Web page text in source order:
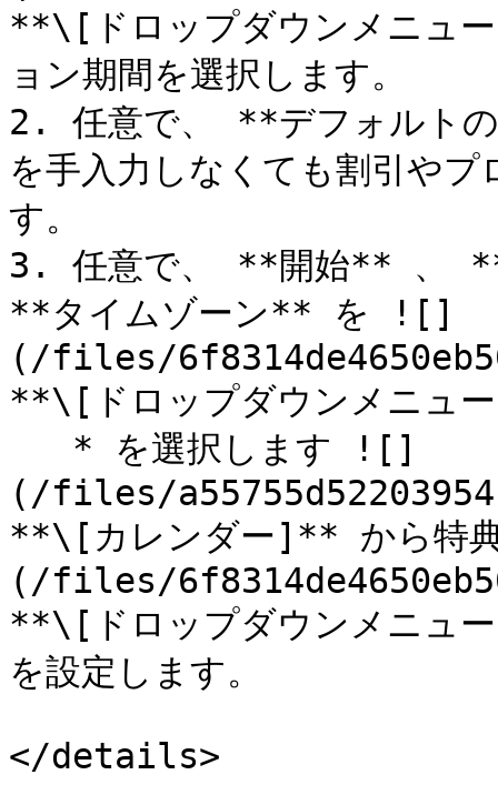
**\[ドロップダウンメニュ
ョン期間を選択します。
2. 任意で、 **デフォルト
を手入力しなくても割引や
す。
3. 任意で、 **開始** 、 **
**タイムゾーン** を ![]
(/files/
**\[ドロップダウンメニュ
(/files/
**\[カレンダー]** から特
(/files/
**\[ドロップダウンメニュ
を設定します。
</details>